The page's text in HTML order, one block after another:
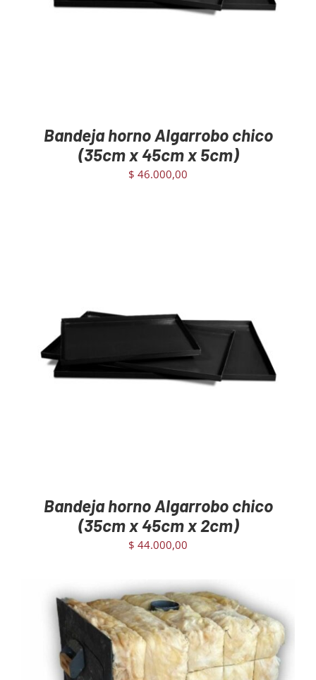
Bandeja horno Algarrobo chico
(35cm x 45cm x 5cm)
$ 46.000,00
/ DETAILS
Bandeja horno Algarrobo chico
(35cm x 45cm x 2cm)
$ 44.000,00